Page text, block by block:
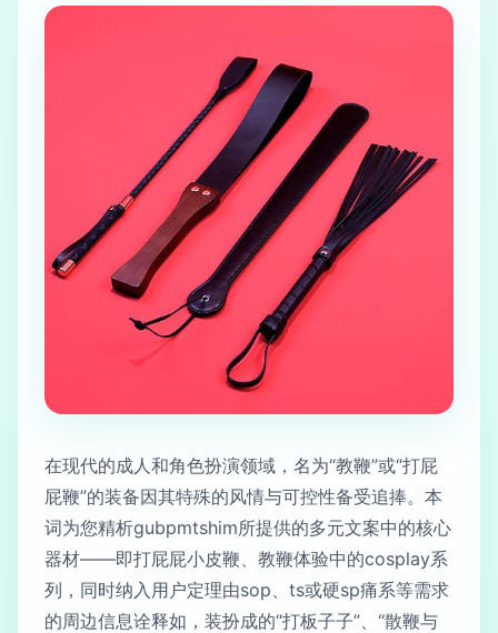
在现代的成人和角色扮演领域，名为“教鞭”或“打屁
屁鞭”的装备因其特殊的风情与可控性备受追捧。本
词为您精析gubpmtshim所提供的多元文案中的核心
器材——即打屁屁小皮鞭、教鞭体验中的cosplay系
列，同时纳入用户定理由sop、ts或硬sp痛系等需求
的周边信息诠释如，装扮成的“打板子子”、“散鞭与